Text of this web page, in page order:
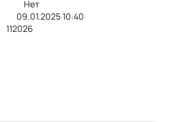
Нет
09.01.2025 10:40
112026